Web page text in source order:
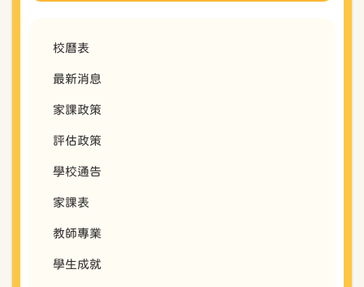
校曆表
最新消息
家課政策
評估政策
學校通告
家課表
教師專業
學生成就